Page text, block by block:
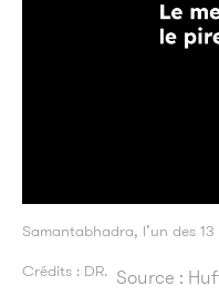
Samantabhadra, l’un des
Crédits : DR. Source :